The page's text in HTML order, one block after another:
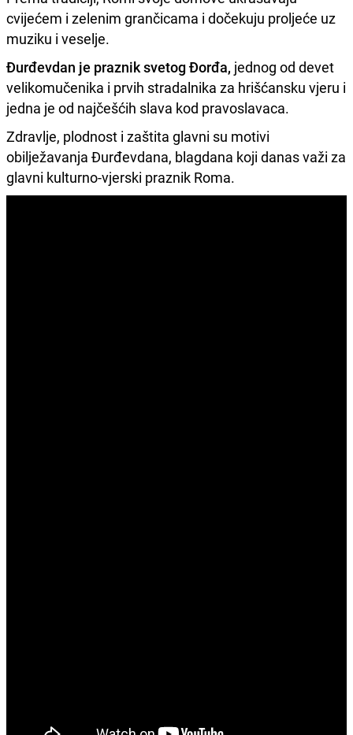
cvijećem i zelenim grančicama i dočekuju proljeće uz
muziku i veselje.
Đurđevdan je praznik svetog Đorđa, jednog od devet
velikomučenika i prvih stradalnika za hrišćansku vjeru i
jedna je od najčešćih slava kod pravoslavaca.
Zdravlje, plodnost i zaštita glavni su motivi
obilježavanja Đurđevdana, blagdana koji danas važi za
glavni kulturno-vjerski praznik Roma.